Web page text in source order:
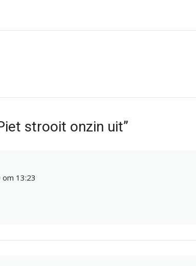
strooit onzin uit”
13:23